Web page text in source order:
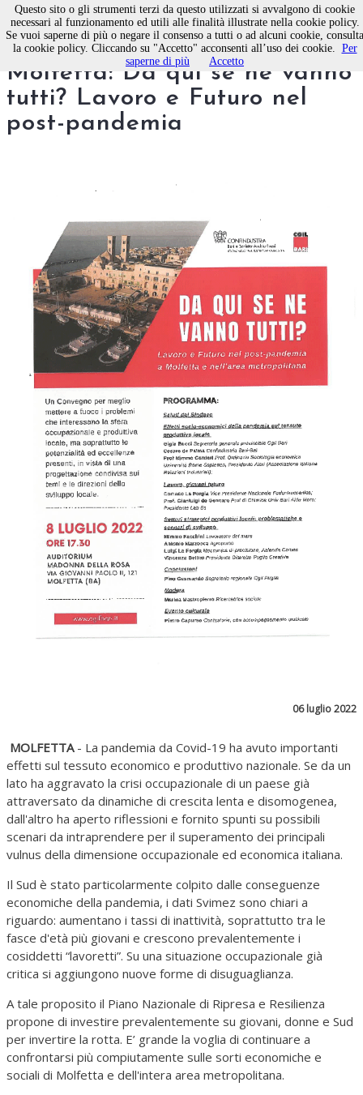
Convegno Cgil venerdì a
Molfetta: Da qui se ne vanno
tutti? Lavoro e Futuro nel
post-pandemia
06 luglio 2022
MOLFETTA- La pandemia da Covid-19 ha avuto importanti
effetti sul tessuto economico e produttivo nazionale. Se da un
lato ha aggravato la crisi occupazionale di un paese già
attraversato da dinamiche di crescita lenta e disomogenea,
dall'altro ha aperto riflessioni e fornito spunti su possibili
scenari da intraprendere per il superamento dei principali
vulnus della dimensione occupazionale ed economica italiana.
Il Sud è stato particolarmente colpito dalle conseguenze
economiche della pandemia, i dati Svimez sono chiari a
riguardo: aumentano i tassi di inattività, soprattutto tra le
fasce d'età più giovani e crescono prevalentemente i
cosiddetti “lavoretti”. Su una situazione occupazionale già
critica si aggiungono nuove forme di disuguaglianza.
A tale proposito il Piano Nazionale di Ripresa e Resilienza
propone di investire prevalentemente su giovani, donne e Sud
per invertire la rotta. E’ grande la voglia di continuare a
confrontarsi più compiutamente sulle sorti economiche e
sociali di Molfetta e dell'intera area metropolitana.
Questo sito o gli strumenti terzi da questo utilizzati si avvalgono di cookie
necessari al funzionamento ed utili alle finalità illustrate nella cookie policy.
Se vuoi saperne di più o negare il consenso a tutti o ad alcuni cookie, consulta
la cookie policy. Cliccando su "Accetto" acconsenti all’uso dei cookie. Per
saperne di più
Accetto